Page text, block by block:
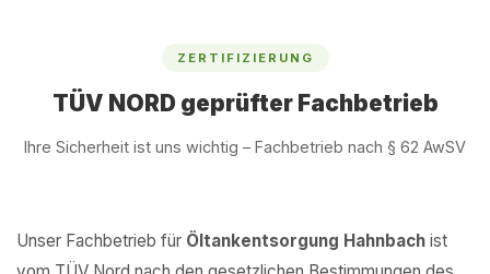
ZERTIFIZIERUNG
TÜV NORD geprüfter Fachbetrieb
Ihre Sicherheit ist uns wichtig – Fachbetrieb nach § 62 AwSV
Unser Fachbetrieb für Öltankentsorgung Hahnbach ist